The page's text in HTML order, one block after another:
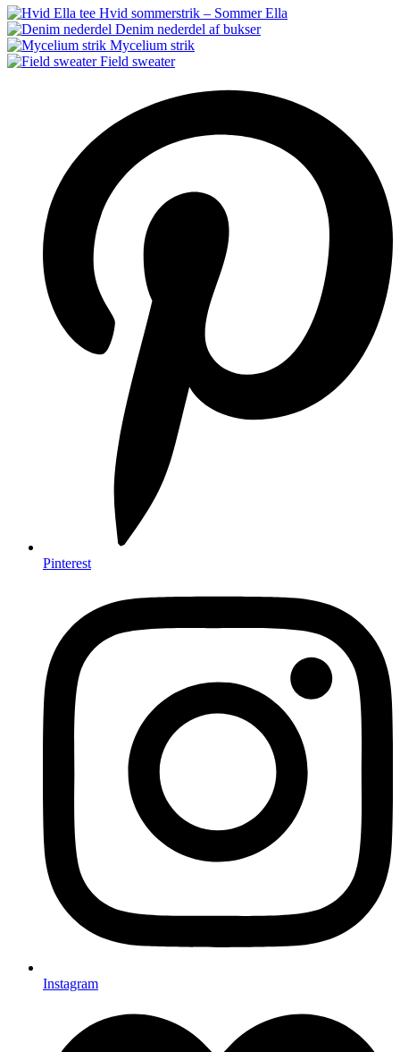
Hvid sommerstrik – Sommer Ella
Denim nederdel af bukser
Mycelium strik
Field sweater
Pinterest
Instagram